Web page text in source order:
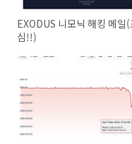
EXODUS 니모닉 해킹 메일(
심!!)